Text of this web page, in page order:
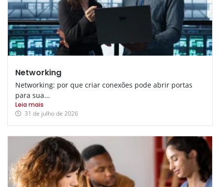
Networking
Networking: por que criar conexões pode abrir portas
para sua...
Leia mais
31 de julho de 2026